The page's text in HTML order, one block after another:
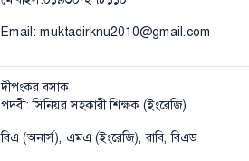
Email: muktadirknu2010@gmail.com
দীপংকর বসাক
পদবী: সিনিয়র সহকারী শিক্ষক (ইংরেজি)
বিএ (অনার্স), এমএ (ইংরেজি), রাবি, বিএড